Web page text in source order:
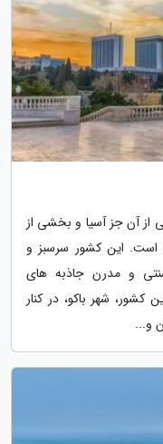
از آن جز آسیا و بخشی از
است. این کشور سرسبز و
و مدرن جاذبه های
شهر باکو، در کنار
و...